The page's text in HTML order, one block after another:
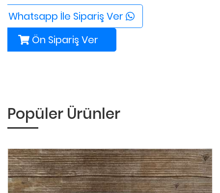
Whatsapp İle Sipariş Ver
Ön Sipariş Ver
Popüler Ürünler